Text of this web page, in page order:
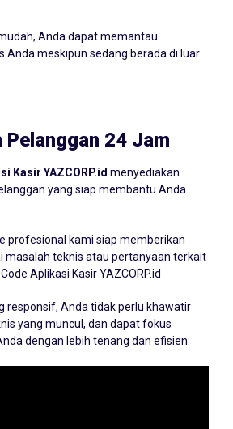
Anda dapat memantau
Anda meskipun sedang berada di luar
Pelanggan 24 Jam
Kasir YAZCORP.id menyediakan
yang siap membantu Anda
profesional kami siap memberikan
masalah teknis atau pertanyaan terkait
Aplikasi Kasir YAZCORP.id
responsif, Anda tidak perlu khawatir
yang muncul, dan dapat fokus
dengan lebih tenang dan efisien.